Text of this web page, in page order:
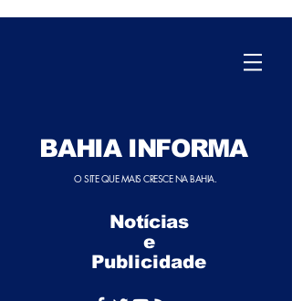
BAHIA INFORMA
O SITE QUE MAIS CRESCE NA BAHIA.
Notícias
e
Publicidade